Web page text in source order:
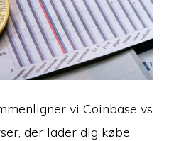
vi Coinbase vs
der lader dig købe